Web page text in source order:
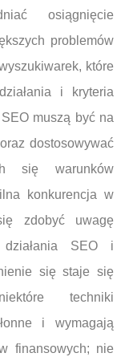
osiągnięcie
problemów
które
i kryteria
muszą być na
dostosowywać
się warunków
konkurencja w
zdobyć uwagę
działania SEO i
się staje się
techniki
i wymagają
finansowych; nie